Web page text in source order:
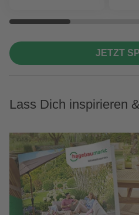
JETZT
Lass Dich inspirieren